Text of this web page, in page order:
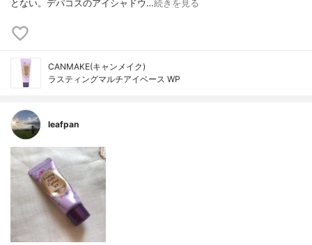
とない。デパコスのアイシャドウ…続きを見る
CANMAKE(キャンメイク)
ラスティングマルチアイベース WP
leafpan